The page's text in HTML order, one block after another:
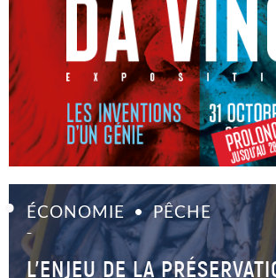
ÉCONOMIE PÊCHE
–
L’ENJEU DE LA